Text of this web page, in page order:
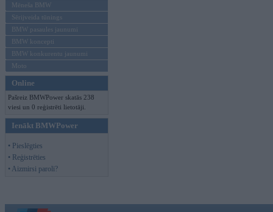
Mēneša BMW
Sērijveida tūnings
BMW pasaules jaunumi
BMW koncepti
BMW konkurentu jaunumi
Moto
Online
Pašreiz BMWPower skatās 238
viesi un 0 reģistrēti lietotāji.
Ienākt BMWPower
• Pieslēgties
• Reģistrēties
• Aizmirsi paroli?